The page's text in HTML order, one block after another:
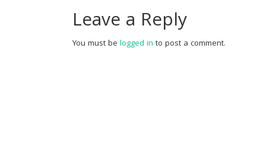
Leave a Reply
You must be logged in to post a comment.